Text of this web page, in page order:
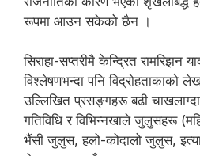
रूपमा आउन सकेको छैन ।
सिराहा-सप्तरीमै केन्द्रित रामरिझन
विश्लेषणभन्दा पनि विद्रोहताकाको
उल्लिखित प्रसङ्गहरू बढी
गतिविधि र विभिन्नखाले जुलुसहरू
भैंसी जुलुस, हलो-कोदालो जुलुस,